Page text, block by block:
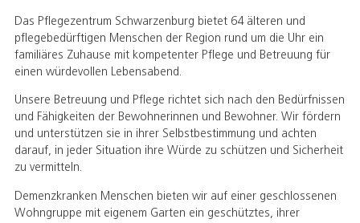
Das Pflegezentrum Schwarzenburg bietet 64 älteren und
pflegebedürftigen Menschen der Region rund um die Uhr ein
familiäres Zuhause mit kompetenter Pflege und Betreuung für
einen würdevollen Lebensabend.
Unsere Betreuung und Pflege richtet sich nach den Bedürfnissen
und Fähigkeiten der Bewohnerinnen und Bewohner. Wir fördern
und unterstützen sie in ihrer Selbstbestimmung und achten
darauf, in jeder Situation ihre Würde zu schützen und Sicherheit
zu vermitteln.
Demenzkranken Menschen bieten wir auf einer geschlossenen
Wohngruppe mit eigenem Garten ein geschütztes, ihrer